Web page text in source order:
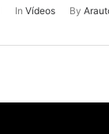
In Vídeos By